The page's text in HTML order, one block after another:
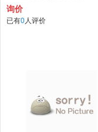
询价
已有0人评价